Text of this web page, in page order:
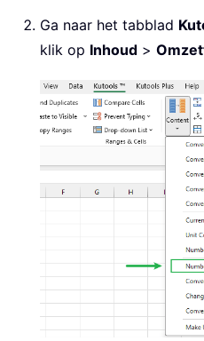
Ga naar het tabblad
klik op Inhoud >